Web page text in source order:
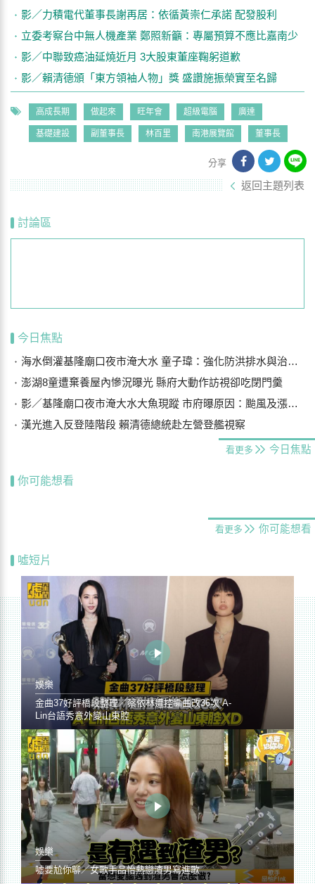
影／力積電代董事長謝再居：依循黃崇仁承諾 配發股利
立委考察台中無人機產業 鄭照新籲：專屬預算不應比嘉南少
影／中聯致癌油延燒近月 3大股東董座鞠躬道歉
影／賴清德頒「東方領袖人物」獎 盛讚施振榮實至名歸
高成長期 做起來 旺年會 超級電腦 廣達
基礎建設 副董事長 林百里 南港展覽館 董事長
分享
返回主題列表
討論區
今日焦點
海水倒灌基隆廟口夜市淹大水 童子瑋：強化防洪排水與治水基礎建設
澎湖8童遭棄養屋內慘況曝光 縣府大動作訪視卻吃閉門羹
影／基隆廟口夜市淹大水大魚現蹤 市府曝原因：颱風及漲潮海水倒灌
漢光進入反登陸階段 賴清德總統赴左營登艦視察
看更多 今日焦點
你可能想看
看更多 你可能想看
噓短片
娛樂
金曲37好評橋段整理／蔡依林遭控編曲改36次 A-
Lin台語秀意外變山東腔
娛樂
噓要尬你聊／女歌手品怡熱戀渣男寫進歌